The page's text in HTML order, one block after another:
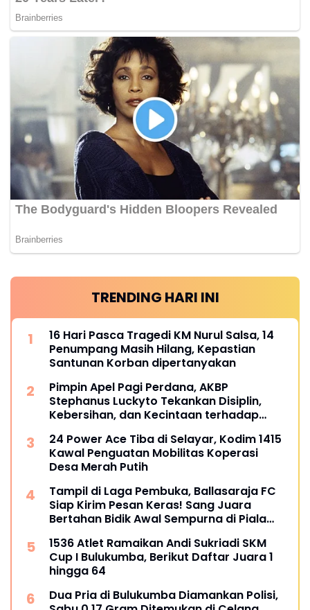
TRENDING HARI INI
16 Hari Pasca Tragedi KM Nurul Salsa, 14
Penumpang Masih Hilang, Kepastian
Santunan Korban dipertanyakan
Pimpin Apel Pagi Perdana, AKBP
Stephanus Luckyto Tekankan Disiplin,
Kebersihan, dan Kecintaan terhadap
24 Power Ace Tiba di Selayar, Kodim 1415
Kawal Penguatan Mobilitas Koperasi
Desa Merah Putih
Tampil di Laga Pembuka, Ballasaraja FC
Siap Kirim Pesan Keras! Sang Juara
Bertahan Bidik Awal Sempurna di Piala
1536 Atlet Ramaikan Andi Sukriadi SKM
Cup I Bulukumba, Berikut Daftar Juara 1
hingga 64
Dua Pria di Bulukumba Diamankan Polisi,